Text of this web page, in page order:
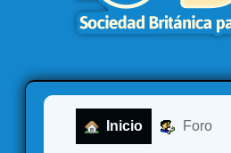
Inicio Foro